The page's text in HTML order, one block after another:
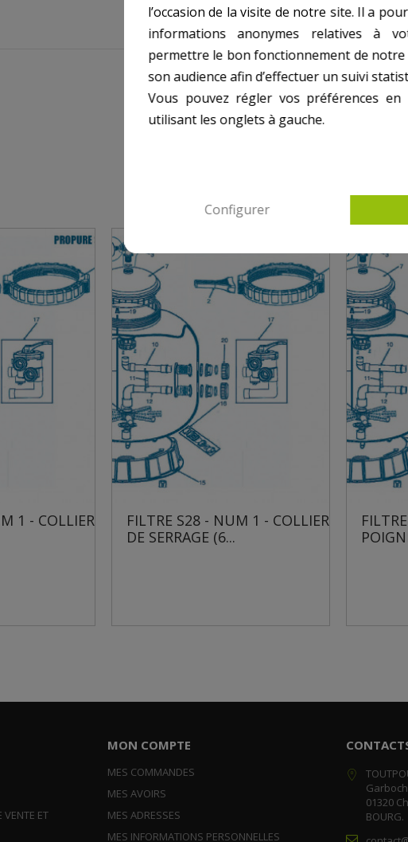
S28 - NUM 1 - COLLIER
(6...
FILTRE S28 - NUM 2 -
POIGNÉE DU COLLIER...
VENTE ET
MON COMPTE
MES COMMANDES
MES AVOIRS
MES ADRESSES
MES INFORMATIONS PERSONNELLES
01320
BOURG.
l’occasion de la visite de notre site. Il a
informations anonymes relatives à
permettre le bon fonctionnement de notre
son audience afin d’effectuer un suivi
Vous pouvez régler vos préférences en
utilisant les onglets à gauche.
Configurer